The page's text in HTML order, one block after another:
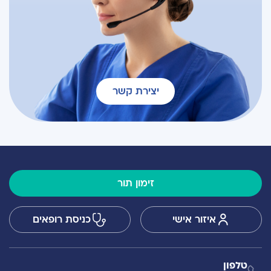
יצירת קשר
זימון תור
איזור אישי כניסת רופאים
טלפון